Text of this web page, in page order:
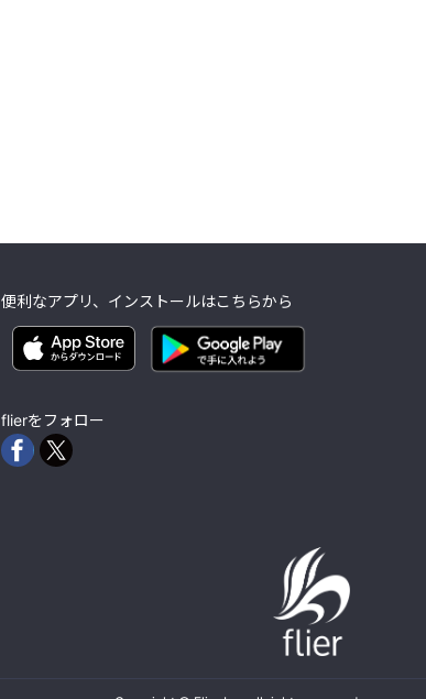
便利なアプリ、インストールはこちらから
flierをフォロー